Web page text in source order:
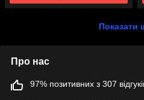
Показати
Про нас
97% позитивних з 307